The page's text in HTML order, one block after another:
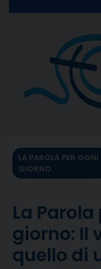
LA PAROLA PER OGNI
GIORNO
La
giorno: Il
quello di